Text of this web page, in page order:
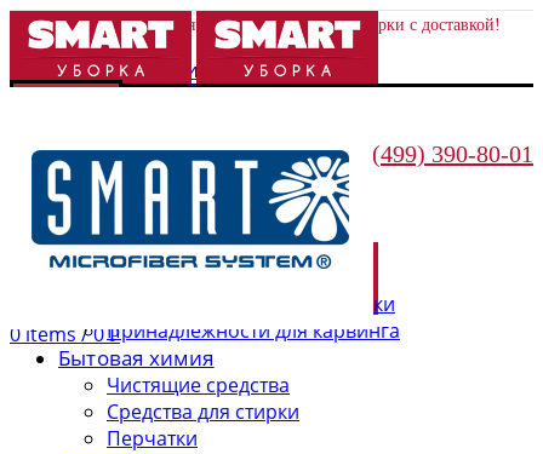
Качественные товары для дома и экологичной уборки с доставкой!
Войти/Зарегистрироваться

8 (499) 390-80-01
Меню
0 items /0Р
Кухонные принадлежности
Посуда
Аксессуары для посуды
Кухонные приборы
Бытовая техника для кухни
Принадлежности для выпечки
Принадлежности для карвинга
Бытовая химия
Чистящие средства
Средства для стирки
Перчатки